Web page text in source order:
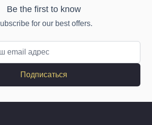
Be the first to know
for our best offers.
Подписаться